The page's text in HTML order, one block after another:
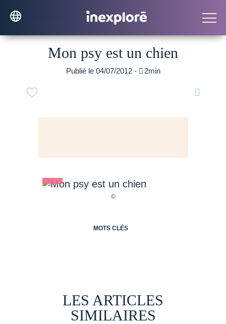
Mon psy est un chien
Publié le 04/07/2012 -  2min

MOTS CLÉS
LES ARTICLES
SIMILAIRES